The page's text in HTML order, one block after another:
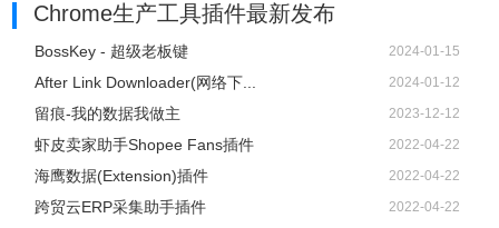
Chrome生产工具插件最新发布
BossKey - 超级老板键 2024-01-15
After Link Downloader(网络下... 2024-01-12
留痕-我的数据我做主 2023-12-12
虾皮卖家助手Shopee Fans插件 2022-04-22
海鹰数据(Extension)插件 2022-04-22
跨贸云ERP采集助手插件 2022-04-22